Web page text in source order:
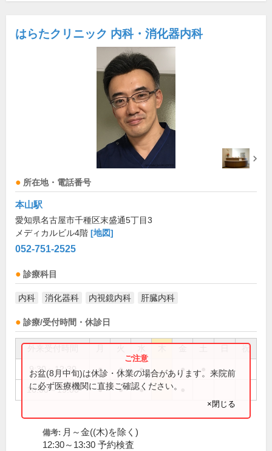
はらたクリニック 内科・消化器内科
所在地・電話番号
本山駅
愛知県名古屋市千種区末盛通5丁目3
メディカルビル4階 [地図]
052-751-2525
診療科目
内科 消化器科 内視鏡内科 肝臓内科
診療/受付時間・休診日
祝
9:30～12:30 ● ● ● ●
16:00～19:00 ● ● ●
お盆(8月中旬)は休診・休業の場合があります。来院前
に必ず医療機関に直接ご確認ください。
×閉じる
備考: 月～金((木)を除く)
12:30～13:30 予約検査